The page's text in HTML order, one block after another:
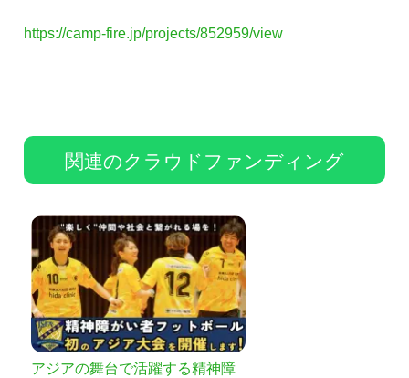
https://camp-fire.jp/projects/852959/view
関連のクラウドファンディング
アジアの舞台で活躍する精神障